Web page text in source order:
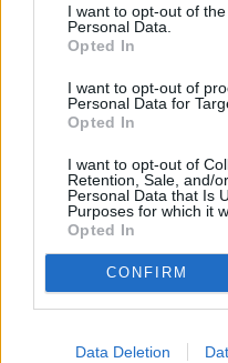
I want to opt-out of
Personal Data.
Opted In
I want to opt-out of
Personal Data for
Opted In
I want to opt-out of
Retention, Sale, and/
Personal Data that Is
Purposes for which it
Opted In
CONFIRM
Data Deletion
przekąski, które łatwo
którymi można
sezonie marka Chupa
która wnosi do
doświadczenie –
Czytaj całość